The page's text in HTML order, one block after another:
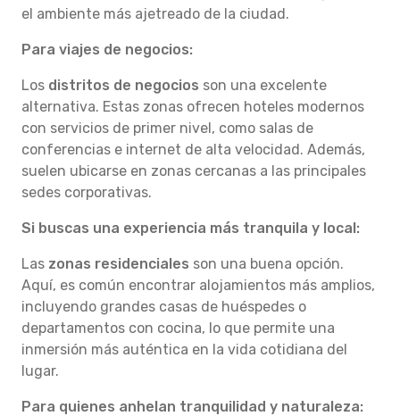
el ambiente más ajetreado de la ciudad.
Para viajes de negocios:
Los distritos de negocios son una excelente
alternativa. Estas zonas ofrecen hoteles modernos
con servicios de primer nivel, como salas de
conferencias e internet de alta velocidad. Además,
suelen ubicarse en zonas cercanas a las principales
sedes corporativas.
Si buscas una experiencia más tranquila y local:
Las zonas residenciales son una buena opción.
Aquí, es común encontrar alojamientos más amplios,
incluyendo grandes casas de huéspedes o
departamentos con cocina, lo que permite una
inmersión más auténtica en la vida cotidiana del
lugar.
Para quienes anhelan tranquilidad y naturaleza: